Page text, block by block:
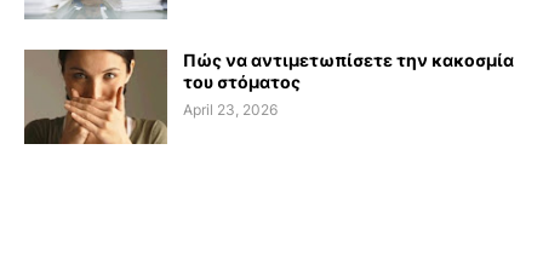
Πώς να αντιμετωπίσετε την κακοσμία
του στόματος
April 23, 2026